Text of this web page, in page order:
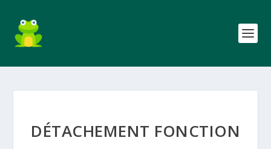
DÉTACHEMENT FONCTION